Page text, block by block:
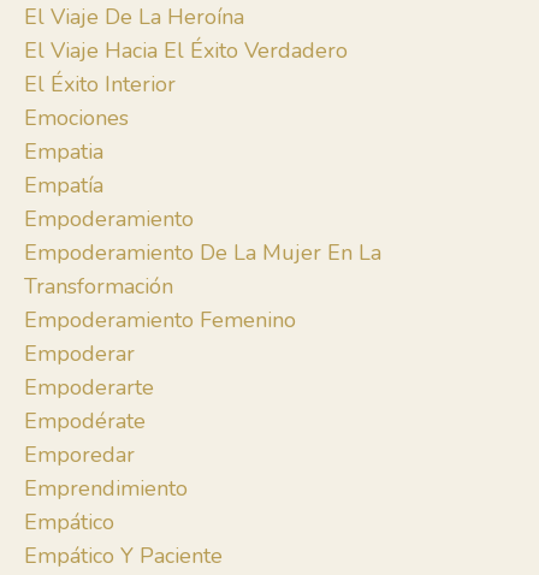
El Viaje De La Heroína
El Viaje Hacia El Éxito Verdadero
El Éxito Interior
Emociones
Empatia
Empatía
Empoderamiento
Empoderamiento De La Mujer En La
Transformación
Empoderamiento Femenino
Empoderar
Empoderarte
Empodérate
Emporedar
Emprendimiento
Empático
Empático Y Paciente